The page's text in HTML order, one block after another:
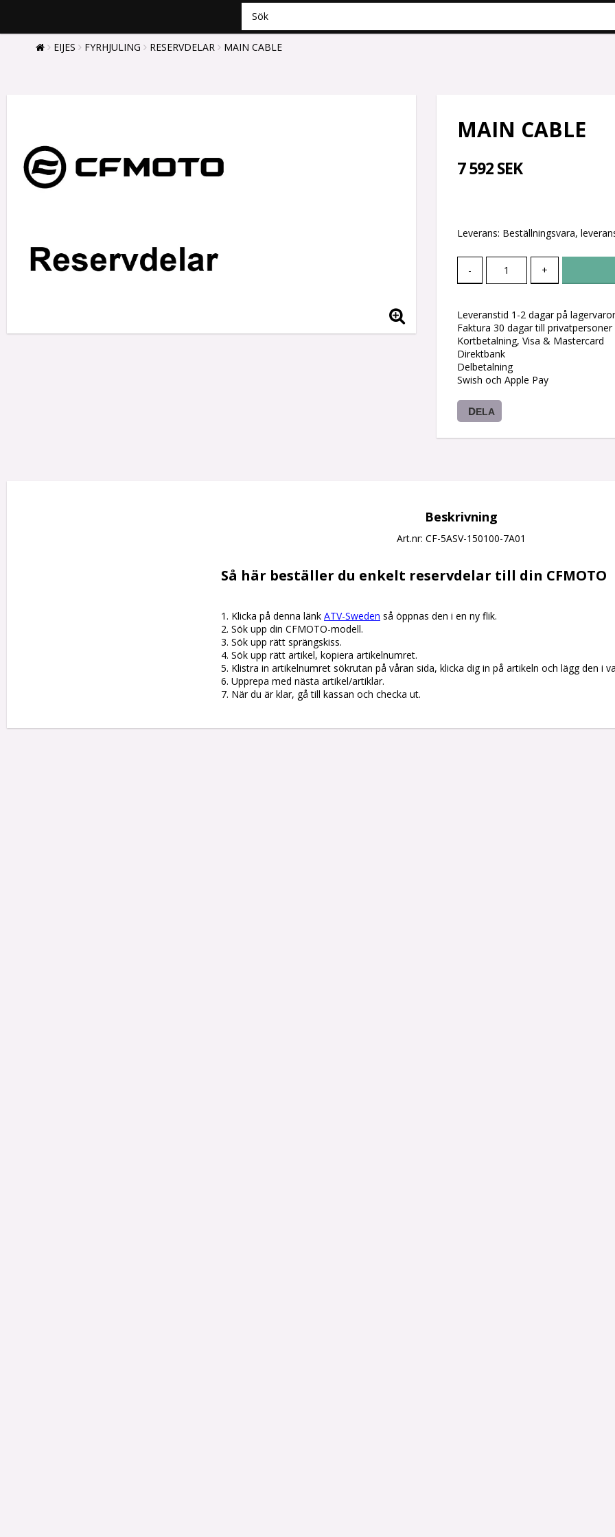
EIJES FYRHJULING RESERVDELAR MAIN CABLE
MAIN CABLE
7 592 SEK
Leverans: Beställningsvara,
- +
Leveranstid 1-2 dagar på lagervaror
Faktura 30 dagar till
Kortbetalning, Visa & Mastercard
Direktbank
Delbetalning
Swish och Apple Pay
DELA
Beskrivning
Art.nr: CF-5ASV-150100-7A01
Så här beställer du enkelt reservdelar till din CFMOTO
1. Klicka på denna länk ATV-Sweden så öppnas den i en ny flik.
2. Sök upp din CFMOTO-modell.
3. Sök upp rätt sprängskiss.
4. Sök upp rätt artikel, kopiera artikelnumret.
5. Klistra in artikelnumret sökrutan på våran sida, klicka dig in på artikeln och lägg den i
6. Upprepa med nästa artikel/artiklar.
7. När du är klar, gå till kassan och checka ut.